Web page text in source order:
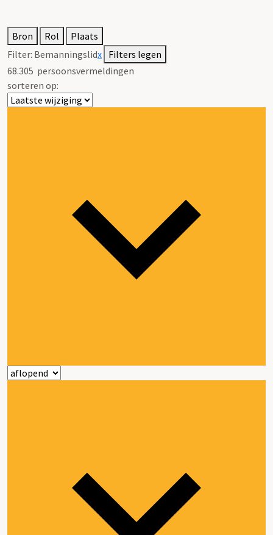
Bron Rol
Plaats
Filter: Bemanningslidx Filters legen
68.305 persoonsvermeldingen
sorteren op: